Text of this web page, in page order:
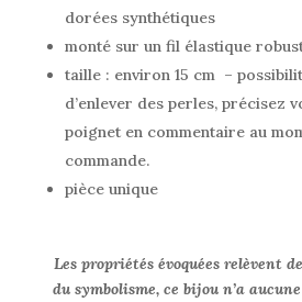
dorées synthétiques
monté sur un fil élastique
taille : environ 15 cm –
d’enlever des perles, précisez
poignet en commentaire au
commande.
pièce unique
Les propriétés évoquées relèvent
du symbolisme, ce bijou n’a